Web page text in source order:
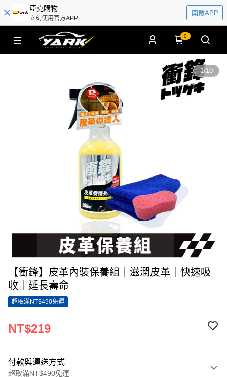
亞克購物
立刻使用官方APP
開啟APP
0
1/10
【衝鋒】皮革內裝保養組｜滋潤皮革｜快速吸
收｜延長壽命
超取滿NT$490免運
NT$219
付款與運送方式
超取滿NT$490免運